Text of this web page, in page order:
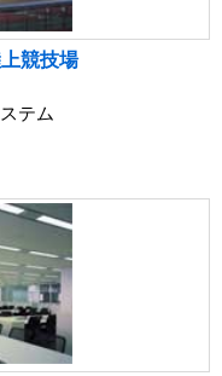
競技場
テム